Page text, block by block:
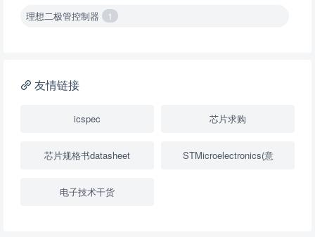
理想二极管控制器 1
降压转换器（继承开关）
USB隔离器 1
友情链接
icspec 芯片求购
芯片规格书datasheet STMicroelectronics(意
电子技术干货